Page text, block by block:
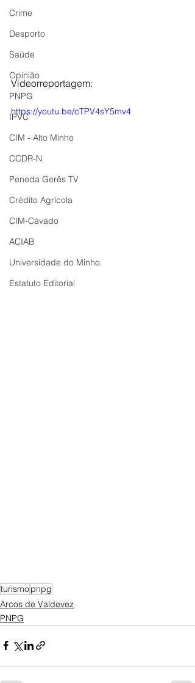
Crime
Desporto
Saúde
Opinião
PNPG
IPVC
CIM - Alto Minho
CCDR-N
Peneda Gerês TV
Crédito Agrícola
CIM-Cávado
ACIAB
Universidade do Minho
Estatuto Editorial
Videorreportagem:
https://youtu.be/cTPV4sY5mv4
turismopnpg
Arcos de Valdevez
PNPG